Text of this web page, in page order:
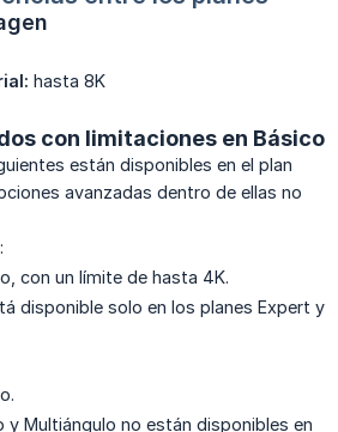
hasta 8K
con limitaciones en Básico
están disponibles en el plan
avanzadas dentro de ellas no
con un límite de hasta 4K.
disponible solo en los planes Expert y
y Multiángulo no están disponibles en